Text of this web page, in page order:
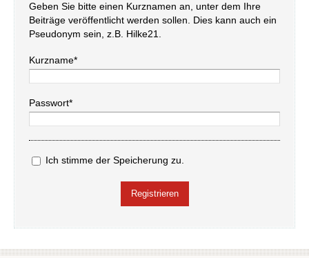
Geben Sie bitte einen Kurznamen an, unter dem Ihre
Beiträge veröffentlicht werden sollen. Dies kann auch ein
Pseudonym sein, z.B. Hilke21.
Kurzname*
Passwort*
Ich stimme der Speicherung zu.